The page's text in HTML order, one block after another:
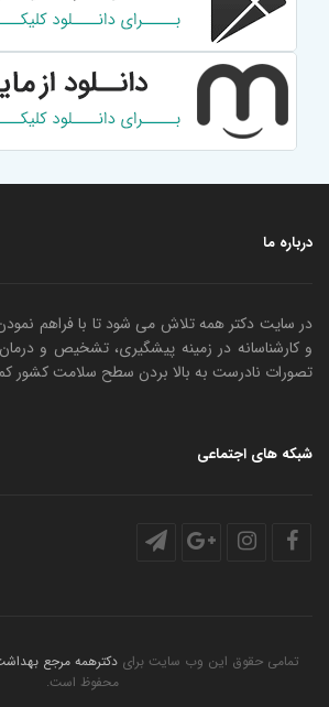
درباره ما
در سایت دکتر همه تلاش می شود تا با فراهم
و کارشناسانه در زمینه پیشگیری، تشخیص و
تصورات نادرست به بالا بردن سطح سلامت کشور
شبکه های اجتماعی
تمامی حقوق این وب سایت برای دکترهمه مرجع
محفوظ است.